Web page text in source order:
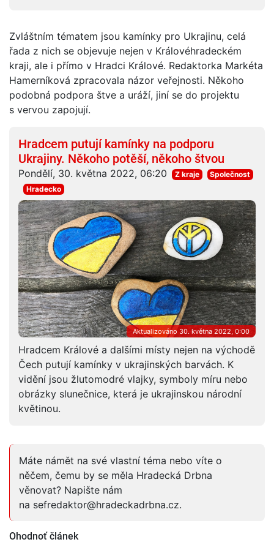
Zvláštním tématem jsou kamínky pro Ukrajinu, celá
řada z nich se objevuje nejen v Královéhradeckém
kraji, ale i přímo v Hradci Králové. Redaktorka Markéta
Hamerníková zpracovala názor veřejnosti. Někoho
podobná podpora štve a uráží, jiní se do projektu
s vervou zapojují.
Hradcem putují kamínky na podporu
Ukrajiny. Někoho potěší, někoho štvou
Pondělí, 30. května 2022, 06:20 Z kraje
Společnost
Hradecko
Aktualizováno 30. května 2022, 0:00
Hradcem Králové a dalšími místy nejen na východě
Čech putují kamínky v ukrajinských barvách. K
vidění jsou žlutomodré vlajky, symboly míru nebo
obrázky slunečnice, která je ukrajinskou národní
květinou.
Máte námět na své vlastní téma nebo víte o
něčem, čemu by se měla Hradecká Drbna
věnovat? Napište nám
na sefredaktor@hradeckadrbna.cz.
Ohodnoť článek